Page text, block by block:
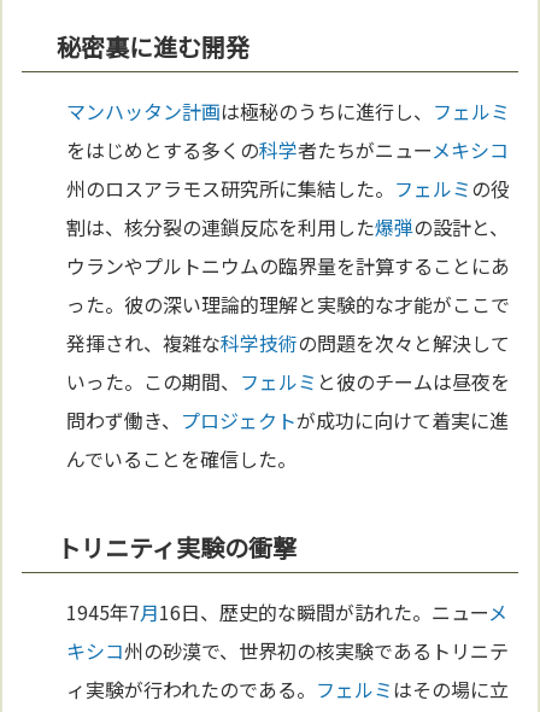
秘密裏に進む開発
マンハッタン計画は極秘のうちに進行し、 フェルミ
をはじめとする多くの科学者たちがニューメキシコ
州のロスアラモス研究所に集結した。 フェルミの役
割は、核分裂の連鎖反応を利用した爆弾の設計と、
ウランやプルトニウムの臨界量を計算することにあ
った。彼の深い理論的理解と実験的な才能がここで
発揮され、複雑な科学技術の問題を次々と解決して
いった。この期間、 フェルミ と彼のチームは昼夜を
問わず働き、 プロジェクトが成功に向けて着実に進
んでいることを確信した。
トリニティ実験の衝撃
1945年7月16日、歴史的な瞬間が訪れた。ニューメ
キシコ州の砂漠で、世界初の核実験であるトリニテ
ィ実験が行われたのである。 フェルミはその場に立